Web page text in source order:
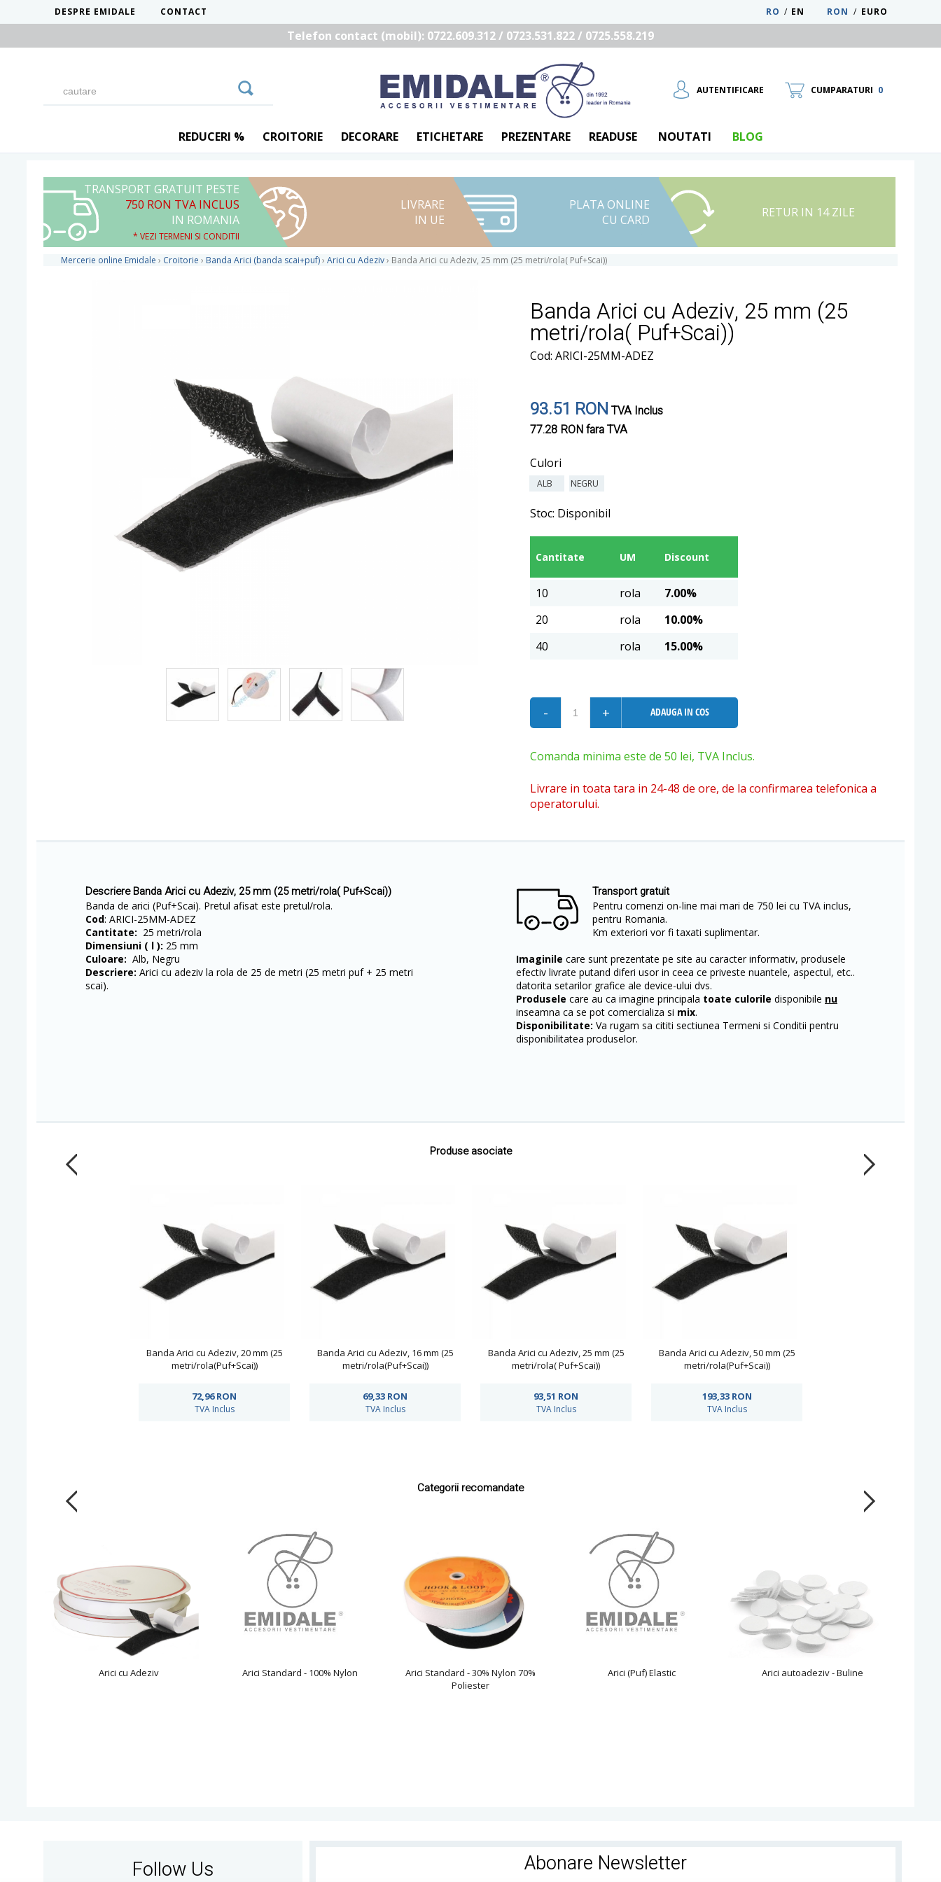
DESPRE EMIDALE CONTACT RON / EURO
EN
/
RO
Telefon contact (mobil): 0722.609.312 / 0723.531.822 / 0725.558.219
AUTENTIFICARE
UTILIZATOR NOU
RECUPEREAZA PAROLA
CUMPARATURI 0
REDUCERI % CROITORIE DECORARE ETICHETARE PREZENTARE READUSE NOUTATI BLOG
TRANSPORT GRATUIT PESTE
750 RON TVA INCLUS
IN ROMANIA
* VEZI TERMENI SI CONDITII
LIVRARE
IN UE
PLATA ONLINE
CU CARD
RETUR IN 14 ZILE
Mercerie online Emidale › Croitorie › Banda Arici (banda scai+puf)› Arici cu Adeziv› Banda Arici cu Adeziv, 25 mm (25 metri/rola( Puf+Scai))
Banda Arici cu Adeziv, 25 mm (25
metri/rola( Puf+Scai))
Cod: ARICI-25MM-ADEZ
93.51 RON TVA Inclus
77.28 RONfara TVA
Culori
ALB NEGRU
Stoc: Disponibil
Cantitate UM Discount
10 rola
7.00%
20
rola
10.00%
40
rola 15.00%
- + ADAUGA IN COS
Comanda minima este de 50 lei, TVA Inclus.
Livrare in toata tara in 24-48 de ore, de la confirmarea telefonica a
operatorului.
Descriere Banda Arici cu Adeziv, 25 mm (25 metri/rola( Puf+Scai))
Banda de arici (Puf+Scai). Pretul afisat este pretul/rola.
Cod: ARICI-25MM-ADEZ
Cantitate: 25 metri/rola
Dimensiuni ( l ): 25 mm
Culoare: Alb, Negru
Descriere: Arici cu adeziv la rola de 25 de metri (25 metri puf + 25 metri
scai).
Transport gratuit
Pentru comenzi on-line mai mari de 750 lei cu TVA inclus,
pentru Romania.
Km exteriori vor fi taxati suplimentar.
Imaginile care sunt prezentate pe site au caracter informativ, produsele
efectiv livrate putand diferi usor in ceea ce priveste nuantele, aspectul, etc..
datorita setarilor grafice ale device-ului dvs.
Produsele care au ca imagine principala toate culorile disponibile nu
inseamna ca se pot comercializa si mix.
Disponibilitate: Va rugam sa cititi sectiunea Termeni si Conditii pentru
disponibilitatea produselor.
Produse asociate
Banda Arici cu Adeziv, 20 mm (25
metri/rola(Puf+Scai))
72,96RON
TVA Inclus
Banda Arici cu Adeziv, 16 mm (25
metri/rola(Puf+Scai))
69,33 RON
TVA Inclus
Banda Arici cu Adeziv, 25 mm (25
metri/rola( Puf+Scai))
93,51 RON
TVA Inclus
Banda Arici cu Adeziv, 50 mm (25
metri/rola(Puf+Scai))
193,33 RON
TVA Inclus
Categorii recomandate
Arici cu Adeziv Arici Standard - 100% Nylon
Arici Standard - 30% Nylon 70%
Poliester
Arici (Puf) Elastic Arici autoadeziv - Buline
Follow Us Abonare Newsletter